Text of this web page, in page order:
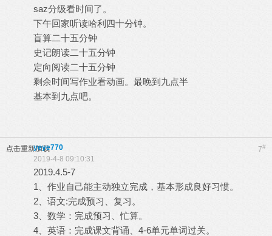
saz分级看时间了。
下午回家听读哈利四十分钟。
盲算二十五分钟
史记朗读二十五分钟
定向阅读二十五分钟
剩余时间写作业看动画。最晚到九点半
基本到九点吧。
点击重新加载 7#
yeye770
2019-4-8 09:10:31
2019.4.5-7
1、作业自己能主动独立完成，基本形成良好习惯。
2、语文:完成预习、复习。
3、数学：完成预习、忙算。
4、英语：完成课文背诵、4-6单元单词过关。